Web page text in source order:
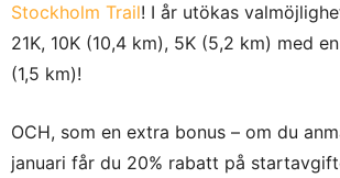
Stockholm Trail! I år utökas
21K, 10K (10,4 km), 5K (5,2 km) med
(1,5 km)!
OCH, som en extra bonus – om du
januari får du 20% rabatt på